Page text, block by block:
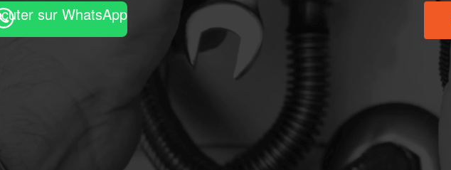
sur WhatsApp